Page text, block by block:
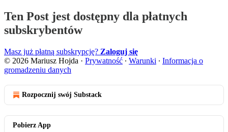
Ten Post jest dostępny dla płatnych
subskrybentów
Masz już płatną subskrypcję? Zaloguj się
© 2026 Mariusz Hojda · Prywatność ∙ Warunki ∙ Informacja o
gromadzeniu danych
Rozpocznij swój Substack
Pobierz App